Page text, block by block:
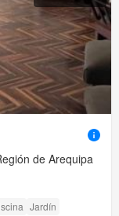
de Arequipa
Jardín